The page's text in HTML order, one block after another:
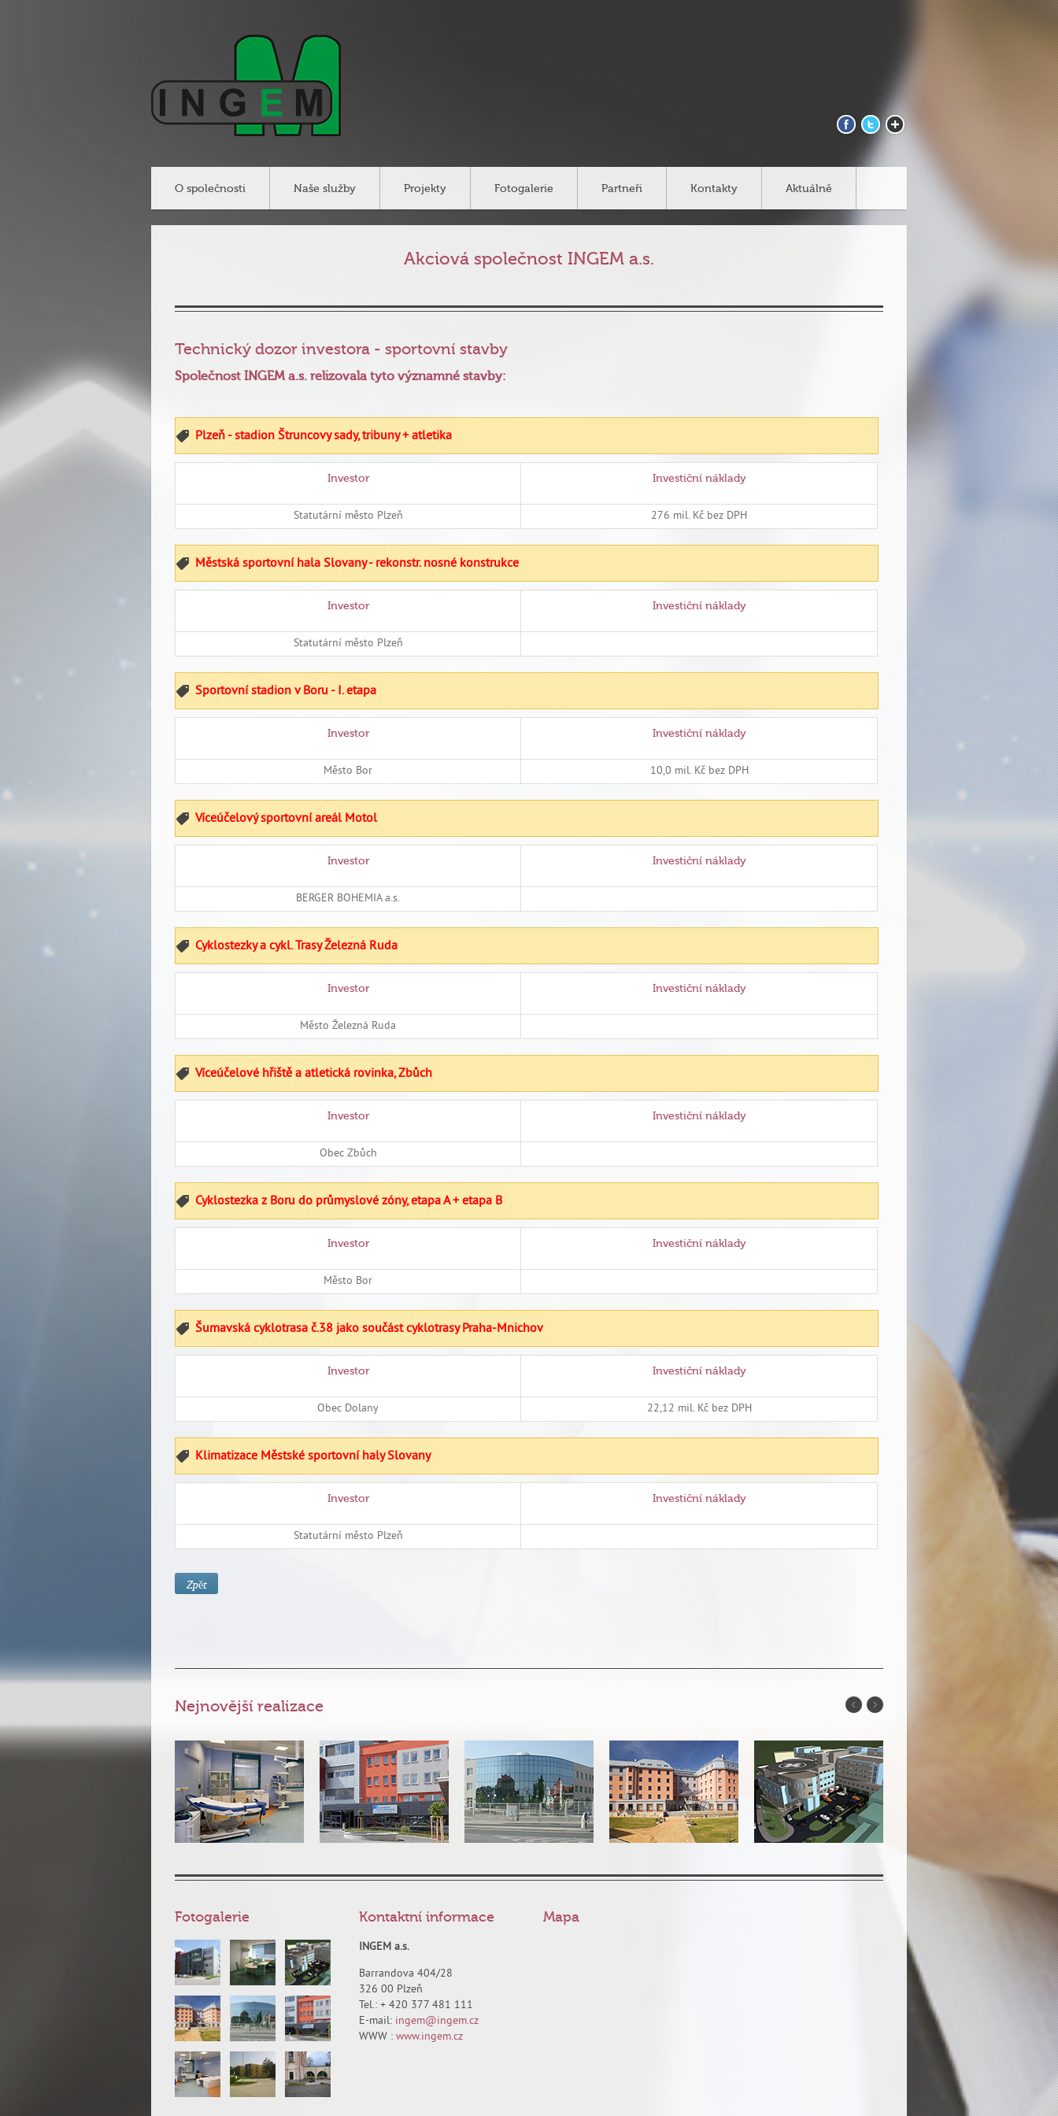
O společnosti Naše služby Projekty Fotogalerie Partneři Kontakty Aktuálně
Akciová společnost INGEM a.s.
Technický dozor investora - sportovní stavby
Společnost INGEM a.s. relizovala tyto významné stavby:
Plzeň - stadion Štruncovy sady, tribuny + atletika
Investor Investiční náklady
Statutární město Plzeň 276 mil. Kč bez DPH
Městská sportovní hala Slovany - rekonstr. nosné konstrukce
Investor Investiční náklady
Statutární město Plzeň
Sportovní stadion v Boru - I. etapa
Investor Investiční náklady
Město Bor 10,0 mil. Kč bez DPH
Víceúčelový sportovní areál Motol
Investor Investiční náklady
BERGER BOHEMIA a.s.
Cyklostezky a cykl. Trasy Železná Ruda
Investor Investiční náklady
Město Železná Ruda
Víceúčelové hřiště a atletická rovinka, Zbůch
Investor Investiční náklady
Obec Zbůch
Cyklostezka z Boru do průmyslové zóny, etapa A + etapa B
Investor Investiční náklady
Město Bor
Šumavská cyklotrasa č.38 jako součást cyklotrasy Praha-Mnichov
Investor Investiční náklady
Obec Dolany 22,12 mil. Kč bez DPH
Klimatizace Městské sportovní haly Slovany
Investor Investiční náklady
Statutární město Plzeň
Zpět
Nejnovější realizace
Fotogalerie Kontaktní informace
INGEM a.s.
Barrandova 404/28
326 00 Plzeň
Tel.: + 420 377 481 111
E-mail: ingem@ingem.cz
WWW : www.ingem.cz
Mapa